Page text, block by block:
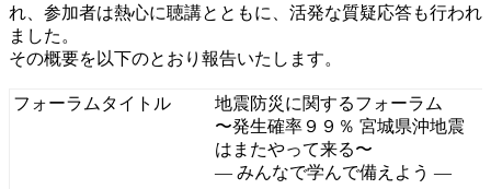
れ、参加者は熱心に聴講とともに、活発な質疑応答も行われ
ました。
その概要を以下のとおり報告いたします。
フォーラムタイトル
地震防災に関するフォーラム
〜発生確率９９％ 宮城県沖地震
はまたやって来る〜
— みんなで学んで備えよう —